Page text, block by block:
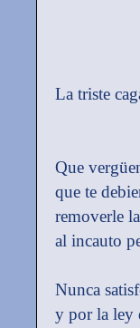
La triste
Que
que te
removerle
al incauto
Nunca
y por la ley